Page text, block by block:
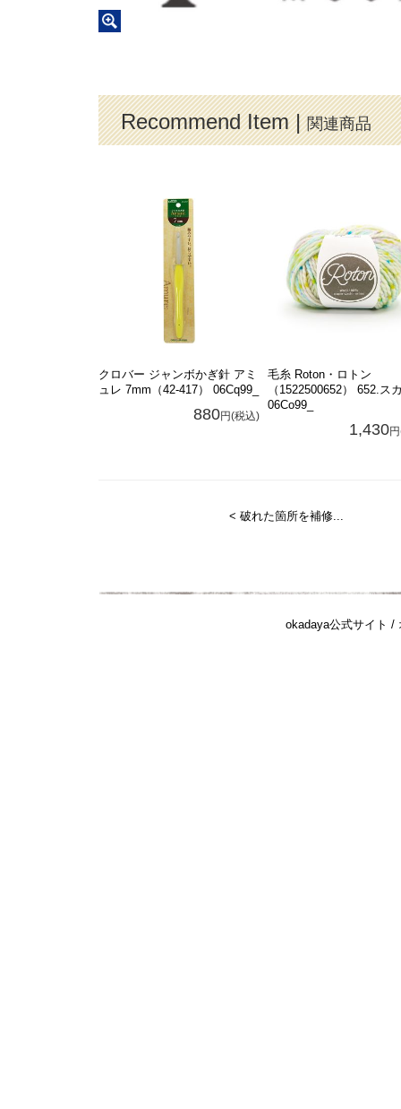
Recommend Item |関連商品
クロバー ジャンボかぎ針 アミ
ュレ 7mm（42-417） 06Cq99_
880円(税込)
毛糸 Roton・ロトン
（1522500652） 652.ス
06Co99_
1,430
< 破れた箇所を補修...
okadaya公式サイト /